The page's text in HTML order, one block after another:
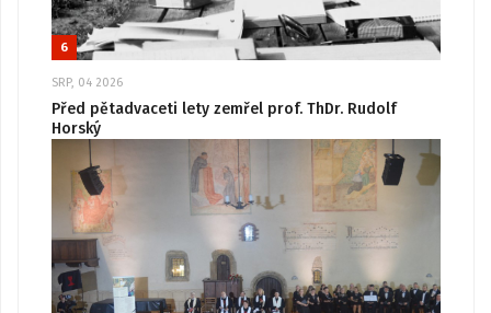
6
SRP, 04 2026
Před pětadvaceti lety zemřel prof. ThDr. Rudolf
Horský